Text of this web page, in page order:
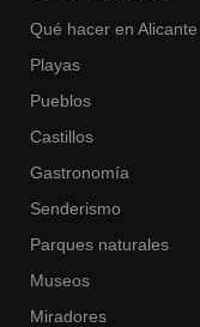
Qué hacer en Alicante
Playas
Pueblos
Castillos
Gastronomía
Senderismo
Parques naturales
Museos
Miradores